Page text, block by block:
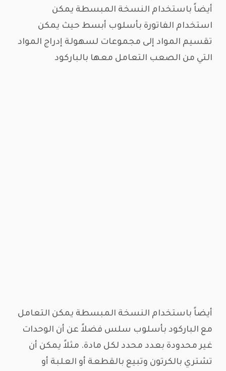
أيضاً باستخدام النسخة المبسطة يمكن
استخدام الفاتورة بأسلوب أبسط حيث يمكن
تقسيم المواد إلى مجموعات لسهولة إدراج المواد
التي من الصعب التعامل معها بالباركود
أيضاً باستخدام النسخة المبسطة يمكن التعامل
مع الباركود بأسلوب سلس فضلاً عن أن الوحدات
غير محدودة بعدد محدد لكل مادة. مثلاً يمكن أن
تشتري بالكرتون وتبيع بالقطعة أو العلبة أو